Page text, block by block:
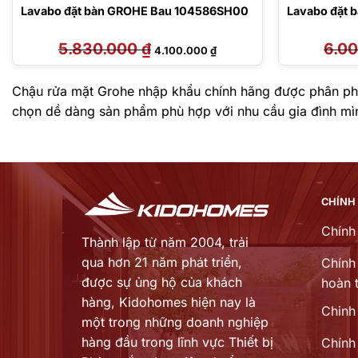
Lavabo đặt bàn GROHE Bau 104586SH00
5.830.000₫ Giá
gốc
là:
4.100.000₫Giá
hiện
tại
4.100.000 ₫.
Lavabo đặt
Chậu rửa mặt Grohe nhập khẩu chính hãng được phân
chọn dề dàng sản phẩm phù hợp với nhu cầu gia đình
Thành lập từ năm 2004, trải
qua hơn 21 năm phát triển,
được sự ủng hộ của khách
hàng, Kidohomes hiện nay là
một trong những doanh nghiệp
hàng đầu trong lĩnh vực Thiết bị
CHÍNH
hoàn